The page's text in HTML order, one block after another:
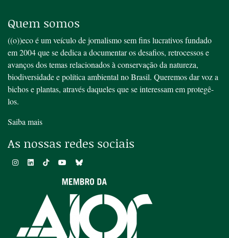
Quem somos
((o))eco é um veículo de jornalismo sem fins lucrativos fundado
em 2004 que se dedica a documentar os desafios, retrocessos e
avanços dos temas relacionados à conservação da natureza,
biodiversidade e política ambiental no Brasil. Queremos dar voz a
bichos e plantas, através daqueles que se interessam em protegê-
los.
Saiba mais
As nossas redes sociais